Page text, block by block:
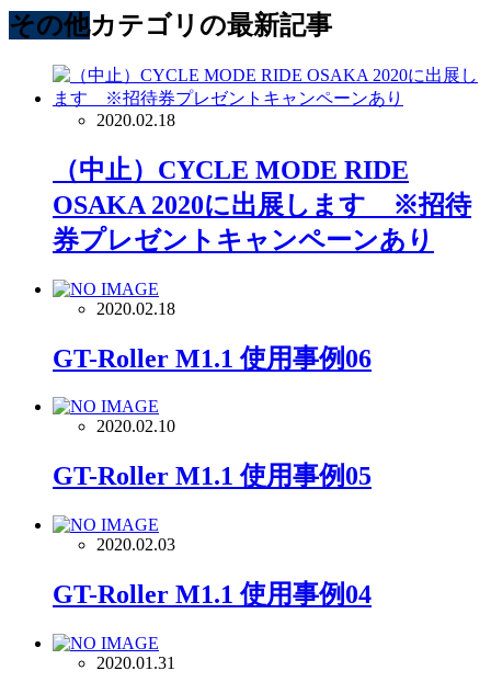
その他カテゴリの最新記事
2020.02.18
（中止）CYCLE MODE RIDE
OSAKA 2020に出展します ※招待
券プレゼントキャンペーンあり
2020.02.18
GT-Roller M1.1 使用事例06
2020.02.10
GT-Roller M1.1 使用事例05
2020.02.03
GT-Roller M1.1 使用事例04
2020.01.31